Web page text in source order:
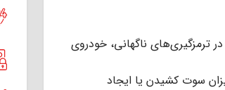
ترمزگیری‌های ناگهانی، خودروی
سوت کشیدن یا ایجاد